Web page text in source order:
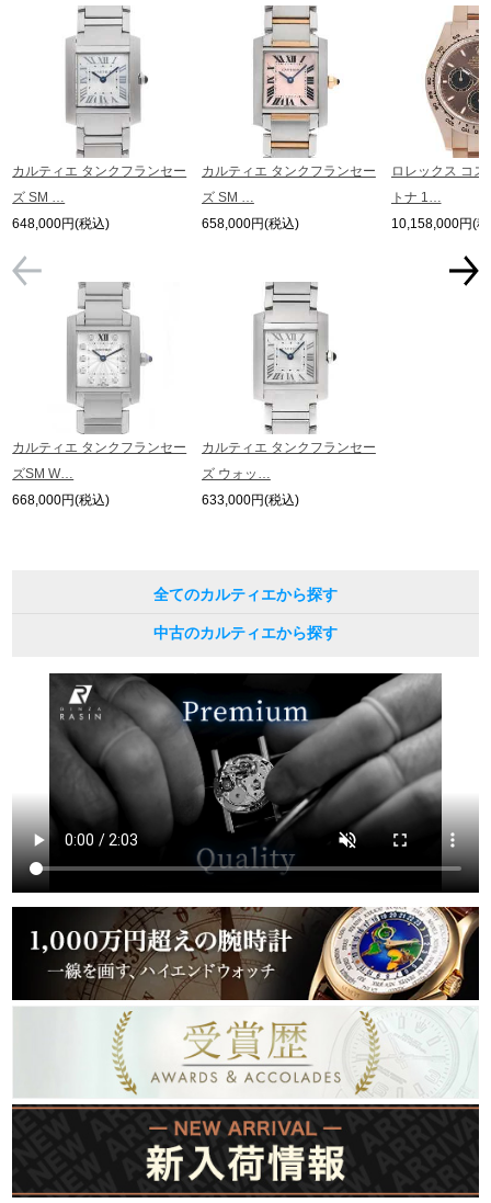
カルティエ タンクフランセー
ズ SM …
648,000円(税込)
カルティエ タンクフランセー
ズSM W…
668,000円(税込)
カルティエ タンクフランセー
ズ SM …
658,000円(税込)
カルティエ タンクフランセー
ズ ウォッ…
633,000円(税込)
ロレックス コ
トナ 1…
10,158,000円(
全てのカルティエから探す
中古のカルティエから探す
※当店では店頭販売も行っております為、サイトでのご注文と店頭処理との時
間差で在庫切れになる場合がございます。
予めご了承くださいませ。
また、ご来店にてご購入を希望される場合にも、事前に在庫の確認をお電話か
メールにてお問い合わせいただけますようお願いいたします。
※アンティーク品やユーズド品の場合、外装および内部機械に代替部品を使用
している場合がございます。
※表示の定価は、入荷時の価格となっております。
現在の定価と異なる場合がございますのでご了承くださいませ。